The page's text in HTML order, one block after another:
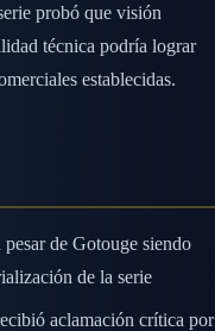
probó que visión
técnica podría lograr
establecidas.
de Gotouge siendo
de la serie
aclamación crítica por